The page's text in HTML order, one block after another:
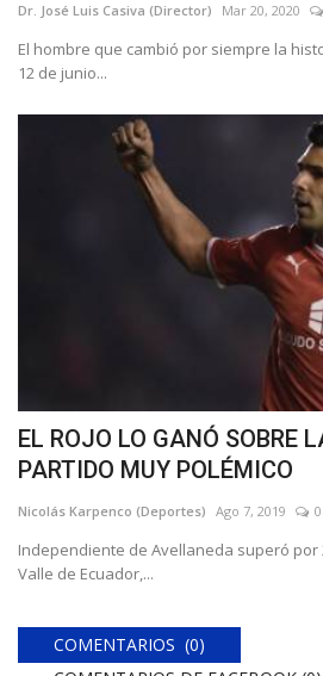
Dr. José Luis Casiva (Director) Mar 20, 2020
El hombre que cambió por siempre la
12 de junio...
EL ROJO LO GANÓ SOBRE
PARTIDO MUY POLÉMICO
Nicolás Karpenco (Deportes) Ago 7, 2019 0
Independiente de Avellaneda superó por
Valle de Ecuador,...
COMENTARIOS (0)